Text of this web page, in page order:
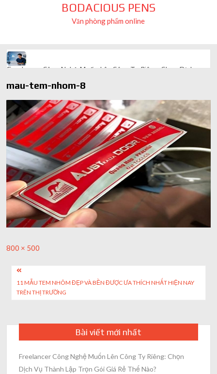
BODACIOUS PENS
Văn phòng phẩm online
Freelancer Công Nghệ Muốn Lên Công Ty Riêng: Chọn Dịch
AI trong doanh nghiệp: Phân biệt RPA, workflow và AI agent
Ứng dụng AI trong doanh nghiệp để cắt giảm chi phí vận hành
Ứng dụng AI cho chăm sóc khách hàng giúp web phản hồi
24/7
AI agent cho doanh nghiệp khác chatbot truyền thống ra sao
mau-tem-nhom-8
Full
800 × 500
Post
navigation
11 MẪU TEM NHÔM ĐẸP VÀ BỀN ĐƯỢC ƯA THÍCH NHẤT HIỆN NAY
TRÊN THỊ TRƯỜNG
Bài viết mới nhất
Freelancer Công Nghệ Muốn Lên Công Ty Riêng: Chọn
Dịch Vụ Thành Lập Trọn Gói Giá Rẻ Thế Nào?